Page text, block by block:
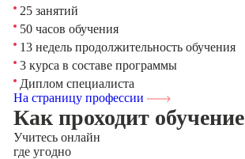
25 занятий
50 часов обучения
13 недель продолжительность обучения
3 курса в составе программы
Диплом специалиста
На страницу профессии
Как проходит обучение
Учитесь онлайн
где угодно